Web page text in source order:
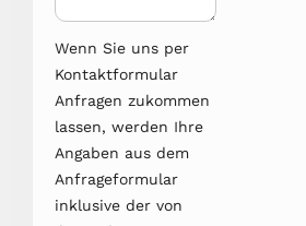
Wenn Sie uns per
Kontaktformular
Anfragen zukommen
lassen, werden Ihre
Angaben aus dem
Anfrageformular
inklusive der von